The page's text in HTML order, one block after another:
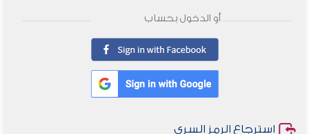
أو الدخول بحساب
استرجاع الرمز السري